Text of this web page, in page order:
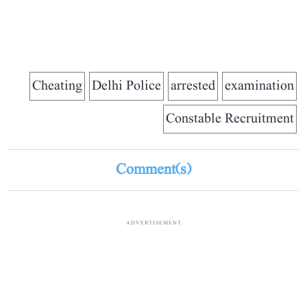
examination
arrested
Delhi Police
Cheating
Constable Recruitment
Comment(s)
ADVERTISEMENT